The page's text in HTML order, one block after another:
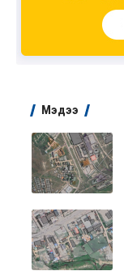
Мэдээ